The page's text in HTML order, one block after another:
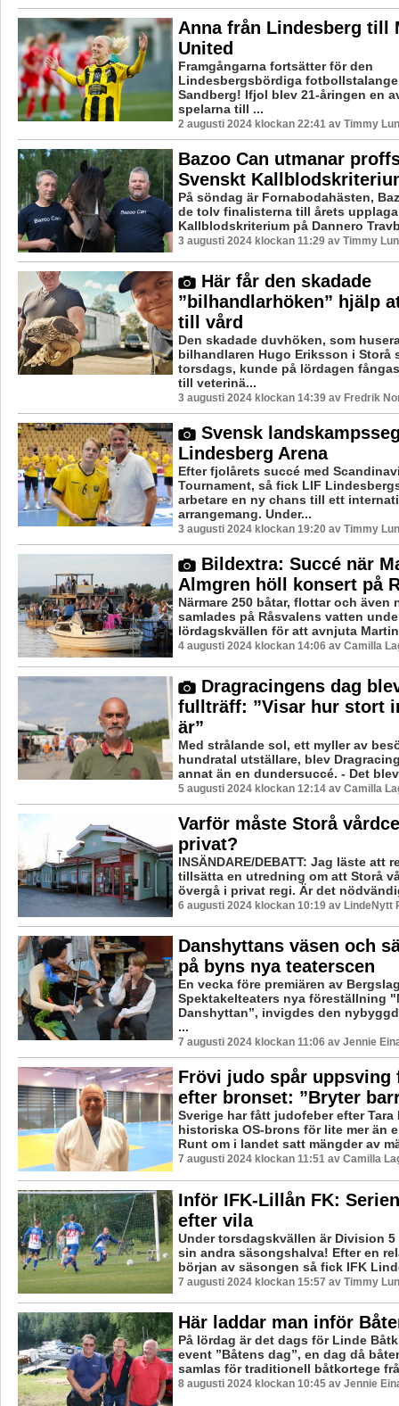
Anna från Lindesberg till
United
Framgångarna fortsätter för den
Lindesbergsbördiga
Sandberg! Ifjol blev 21-åringen en
spelarna till ...
2 augusti 2024 klockan 22:41 av Timmy
Bazoo Can utmanar
Svenskt
På söndag är Fornabodahästen,
de tolv finalisterna till årets
Kallblodskriterium på Dannero
3 augusti 2024 klockan 11:29 av Timmy
Här får den skadade
”bilhandlarhöken” hjälp
till vård
Den skadade duvhöken, som
bilhandlaren Hugo Eriksson i Storå
torsdags, kunde på lördagen
till veterinä...
3 augusti 2024 klockan 14:39 av Fredrik
Svensk
Lindesberg Arena
Efter fjolårets succé med
Tournament, så fick LIF
arbetare en ny chans till ett
arrangemang. Under...
3 augusti 2024 klockan 19:20 av Timmy
Bildextra: Succé när
Almgren höll konsert på
Närmare 250 båtar, flottar och även
samlades på Råsvalens vatten
lördagskvällen för att avnjuta
4 augusti 2024 klockan 14:06 av Camilla
Dragracingens dag
fullträff: ”Visar hur stort
är”
Med strålande sol, ett myller av
hundratal utställare, blev
annat än en dundersuccé. - Det
5 augusti 2024 klockan 12:14 av Camilla
Varför måste Storå
privat?
INSÄNDARE/DEBATT: Jag läste att
tillsätta en utredning om att Storå
övergå i privat regi. Är det
6 augusti 2024 klockan 10:19 av LindeNytt
Danshyttans väsen och
på byns nya teaterscen
En vecka före premiären av
Spektakelteaters nya föreställning
Danshyttan”, invigdes den
...
7 augusti 2024 klockan 11:06 av Jennie
Frövi judo spår uppsving
efter bronset: ”Bryter
Sverige har fått judofeber efter Tara
historiska OS-brons för lite mer än
Runt om i landet satt mängder av
7 augusti 2024 klockan 11:51 av Camilla
Inför IFK-Lillån FK:
efter vila
Under torsdagskvällen är Division
sin andra säsongshalva! Efter en
början av säsongen så fick IFK
7 augusti 2024 klockan 15:57 av Timmy
Här laddar man inför
På lördag är det dags för Linde
event ”Båtens dag”, en dag då
samlas för traditionell båtkortege
8 augusti 2024 klockan 10:45 av Jennie